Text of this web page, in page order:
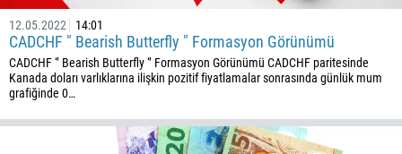
12.05.2022 14:01
CADCHF " Bearish Butterfly " Formasyon Görünümü
CADCHF ‘’ Bearish Butterfly ‘’ Formasyon Görünümü CADCHF paritesinde
Kanada doları varlıklarına ilişkin pozitif fiyatlamalar sonrasında günlük mum
grafiğinde 0…
213
1684
376
1264
E-postanızı girin